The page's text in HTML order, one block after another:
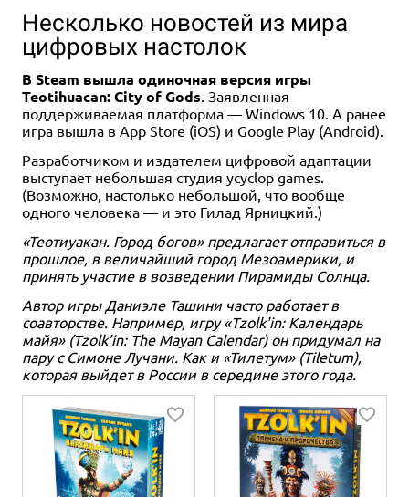
Несколько новостей из мира
цифровых настолок
В Steam вышла одиночная версия игры
Teotihuacan: City of Gods. Заявленная
поддерживаемая платформа — Windows 10. А ранее
игра вышла в App Store (iOS) и Google Play (Android).
Разработчиком и издателем цифровой адаптации
выступает небольшая студия ycyclop games.
(Возможно, настолько небольшой, что вообще
одного человека — и это Гилад Ярницкий.)
«Теотиуакан. Город богов» предлагает отправиться в
прошлое, в величайший город Мезоамерики, и
принять участие в возведении Пирамиды Солнца.
Автор игры Даниэле Ташини часто работает в
соавторстве. Например, игру «Tzolk'in: Календарь
майя» (Tzolk’in: The Mayan Calendar) он придумал на
пару с Симоне Лучани. Как и «Тилетум» (Tiletum),
которая выйдет в России в середине этого года.